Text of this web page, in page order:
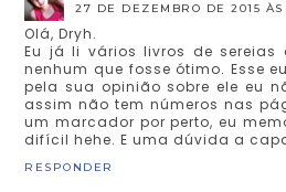
27 DE DEZEMBRO DE 2015 ÀS
Olá, Dryh.
Eu já li vários livros de
nenhum que fosse ótimo. Esse
pela sua opinião sobre ele eu
assim não tem números nas
um marcador por perto, eu
difícil hehe. E uma dúvida a
RESPONDER